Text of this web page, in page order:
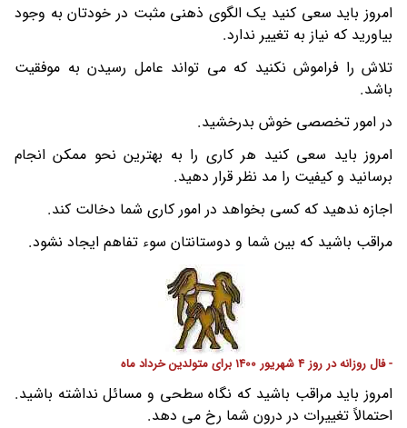
امروز باید سعی کنید یک الگوی ذهنی مثبت در خودتان به وجود
بیاورید که نیاز به تغییر ندارد.
تلاش را فراموش نکنید که می تواند عامل رسیدن به موفقیت
باشد.
در امور تخصصی خوش بدرخشید.
امروز باید سعی کنید هر کاری را به بهترین نحو ممکن انجام
برسانید و کیفیت را مد نظر قرار دهید.
اجازه ندهید که کسی بخواهد در امور کاری شما دخالت کند.
مراقب باشید که بین شما و دوستانتان سوء تفاهم ایجاد نشود.
- فال روزانه در روز 4 شهریور 1400 برای متولدین خرداد ماه
امروز باید مراقب باشید که نگاه سطحی و مسائل نداشته باشید.
احتمالاً تغییرات در درون شما رخ می دهد.